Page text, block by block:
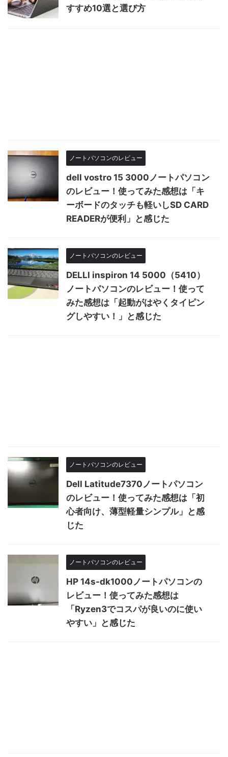
すすめ10選と選び方
ノートパソコンのレビュー
dell vostro 15 3000ノートパソコン
のレビュー！使ってみた感想は「キ
ーボードのタッチも軽いしSD CARD
READERが便利」と感じた
ノートパソコンのレビュー
DELLl inspiron 14 5000（5410）
ノートパソコンのレビュー！使って
みた感想は「起動がはやくタイピン
グしやすい！」と感じた
ノートパソコンのレビュー
Dell Latitude7370ノートパソコン
のレビュー！使ってみた感想は「初
心者向け、薄型軽量シンプル」と感
じた
ノートパソコンのレビュー
HP 14s-dk1000ノートパソコンの
レビュー！使ってみた感想は
「Ryzen3でコスパが良いのに使い
やすい」と感じた